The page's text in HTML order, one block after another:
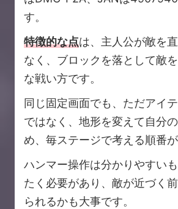
す。
特徴的な点は、主人公が敵を
なく、ブロックを落として敵
な戦い方です。
同じ固定画面でも、ただアイ
ではなく、地形を変えて自分
め、毎ステージで考える順番が
ハンマー操作は分かりやすい
たく必要があり、敵が近づく
られるかも大事です。